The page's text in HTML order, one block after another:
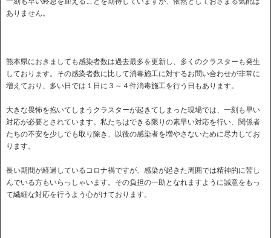
ありません。
熊本県におきましても感染者数は過去最多を更新し、多くのクラスターも発生
しております。その感染者数に比して消毒施工に対するお問い合わせが非常に
増えており、多い日では１日に３～４件消毒施工を行う日もあります。
大きな畏怖を抱いてしまうクラスターが起きてしまった現場では、一刻も早い
対応が必要とされています。私たちはできる限りの素早い対応を行い、関係者
たちの不安を少しでも取り除き、以後の感染者を増やさないために尽力してお
ります。
長い期間が経過しているコロナ禍ですが、感染が起きた周囲では精神的に苦し
んでいる方もいらっしゃいます。その負担の一助となれますように誠意をもっ
て繊細な対応を行うよう心がけております。